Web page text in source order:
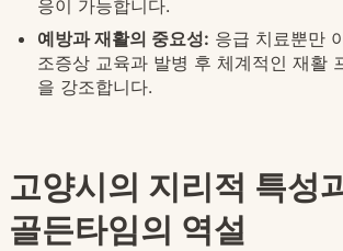
응이 가능합니다.
예방과 재활의 중요성: 응급 치료뿐만
조증상 교육과 발병 후 체계적인 재활
을 강조합니다.
고양시의 지리적 특성
골든타임의 역설